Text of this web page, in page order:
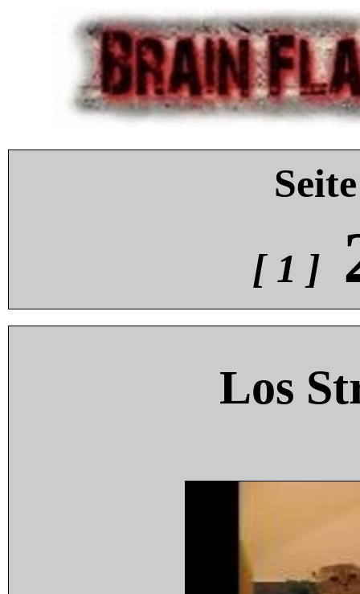
[ 1 ]
Los